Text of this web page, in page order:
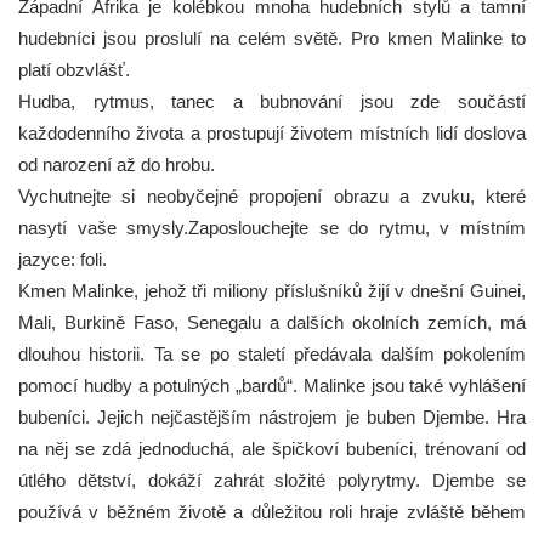
Západní Afrika je kolébkou mnoha hudebních stylů a tamní
hudebníci jsou proslulí na celém světě. Pro kmen Malinke to
platí obzvlášť.
Hudba, rytmus, tanec a bubnování jsou zde součástí
každodenního života a prostupují životem místních lidí doslova
od narození až do hrobu.
Vychutnejte si neobyčejné propojení obrazu a zvuku, které
nasytí vaše smysly.Zaposlouchejte se do rytmu, v místním
jazyce: foli.
Kmen Malinke, jehož tři miliony příslušníků žijí v dnešní Guinei,
Mali, Burkině Faso, Senegalu a dalších okolních zemích, má
dlouhou historii. Ta se po staletí předávala dalším pokolením
pomocí hudby a potulných „bardů“. Malinke jsou také vyhlášení
bubeníci. Jejich nejčastějším nástrojem je buben Djembe. Hra
na něj se zdá jednoduchá, ale špičkoví bubeníci, trénovaní od
útlého dětství, dokáží zahrát složité polyrytmy. Djembe se
používá v běžném životě a důležitou roli hraje zvláště během